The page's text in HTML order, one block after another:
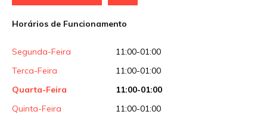
Horários de Funcionamento
Segunda-Feira
11:00-01:00
Terca-Feira
11:00-01:00
Quarta-Feira
11:00-01:00
Quinta-Feira
11:00-01:00